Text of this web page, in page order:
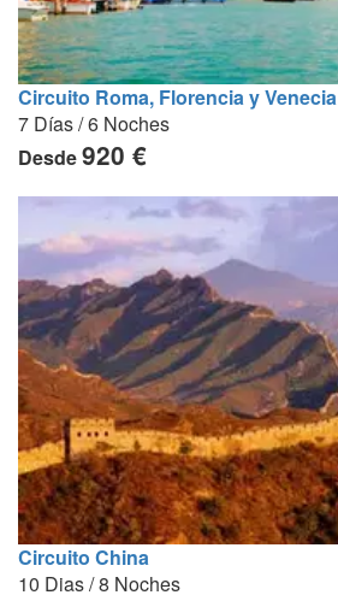
Circuito Roma, Florencia y Venecia
7 Días / 6 Noches
Desde920 €
Circuito China
10 Dias / 8 Noches